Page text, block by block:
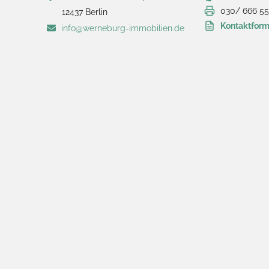
12437 Berlin
info@werneburg-immobilien.de
030/ 666